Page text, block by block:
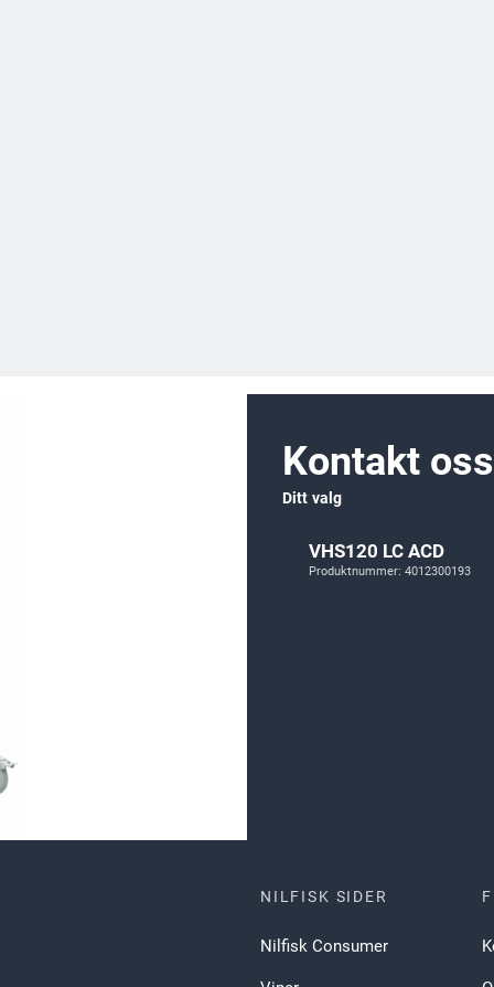
Kontakt oss
Ditt valg
VHS120 LC ACD
Produktnummer: 4012300193
NILFISK SIDER
Nilfisk Consumer